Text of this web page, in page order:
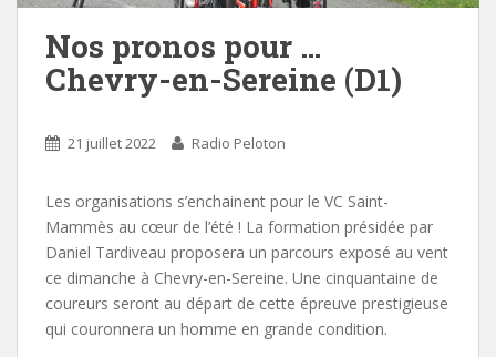
Nos pronos pour …
Chevry-en-Sereine (D1)
21 juillet 2022 Radio Peloton
Les organisations s’enchainent pour le VC Saint-
Mammès au cœur de l’été ! La formation présidée par
Daniel Tardiveau proposera un parcours exposé au vent
ce dimanche à Chevry-en-Sereine. Une cinquantaine de
coureurs seront au départ de cette épreuve prestigieuse
qui couronnera un homme en grande condition.